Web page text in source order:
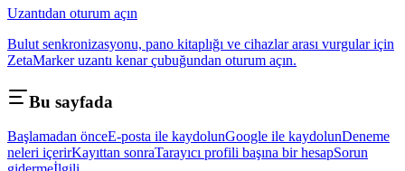
Uzantıdan oturum açın
Bulut senkronizasyonu, pano kitaplığı ve cihazlar arası vurgular için
ZetaMarker uzantı kenar çubuğundan oturum açın.
Bu sayfada
Başlamadan önceE-posta ile kaydolunGoogle ile kaydolunDeneme
neleri içerirKayıttan sonraTarayıcı profili başına bir hesapSorun